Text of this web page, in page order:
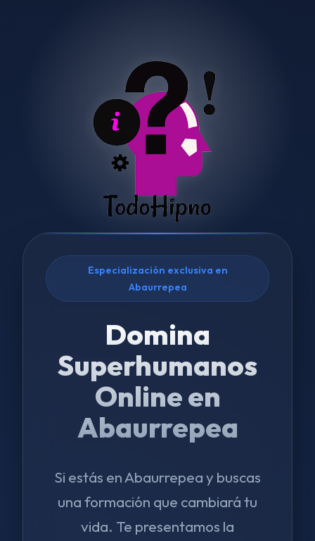
Especialización exclusiva en
Abaurrepea
Domina
Superhumanos
Online en
Abaurrepea
Si estás en Abaurrepea y buscas
una formación que cambiará tu
vida. Te presentamos la